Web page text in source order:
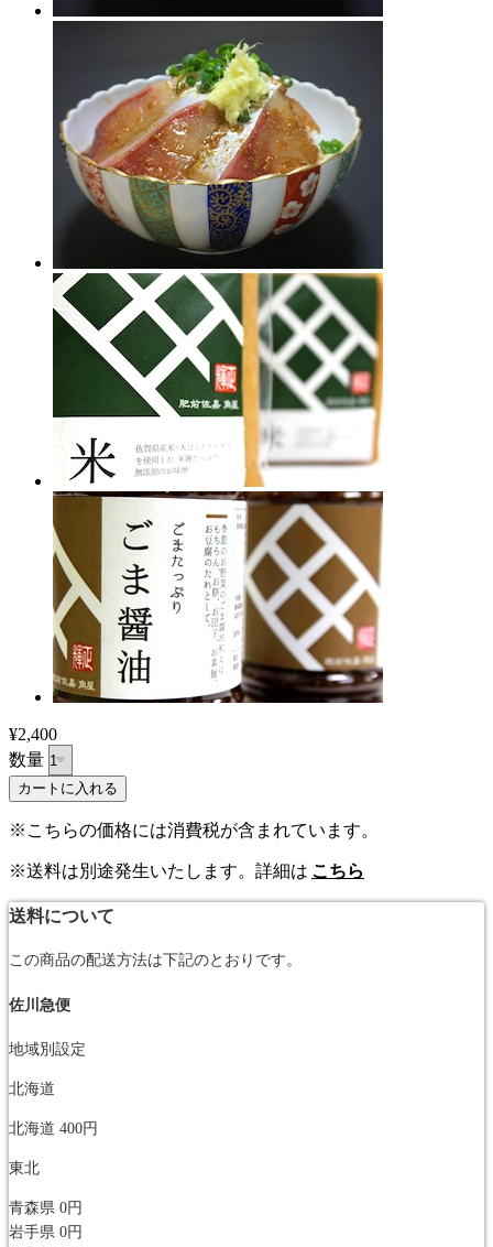
¥2,400
数量
※こちらの価格には消費税が含まれています。
※送料は別途発生いたします。詳細は こちら
送料について
この商品の配送方法は下記のとおりです。
佐川急便
地域別設定
北海道
北海道 400円
東北
青森県 0円
岩手県 0円